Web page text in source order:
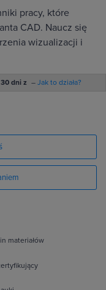
pracy, które
CAD. Naucz się
wizualizacji i
30 dni z – Jak to działa?
materiałów